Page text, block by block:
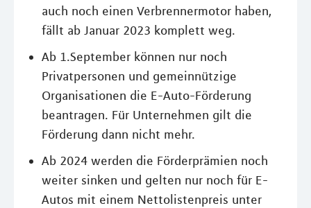
auch noch einen Verbrennermotor haben,
fällt ab Januar 2023 komplett weg.
Ab 1.September können nur noch
Privatpersonen und gemeinnützige
Organisationen die E-Auto-Förderung
beantragen. Für Unternehmen gilt die
Förderung dann nicht mehr.
Ab 2024 werden die Förderprämien noch
weiter sinken und gelten nur noch für E-
Autos mit einem Nettolistenpreis unter